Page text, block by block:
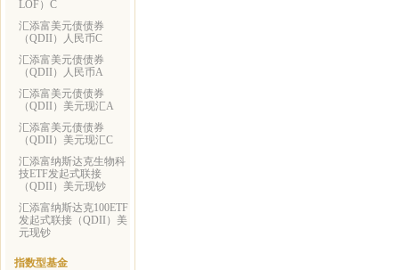
LOF）C
汇添富美元债债券
（QDII）人民币C
汇添富美元债债券
（QDII）人民币A
汇添富美元债债券
（QDII）美元现汇A
汇添富美元债债券
（QDII）美元现汇C
汇添富纳斯达克生物科
技ETF发起式联接
（QDII）美元现钞
汇添富纳斯达克100ETF
发起式联接（QDII）美
元现钞
指数型基金